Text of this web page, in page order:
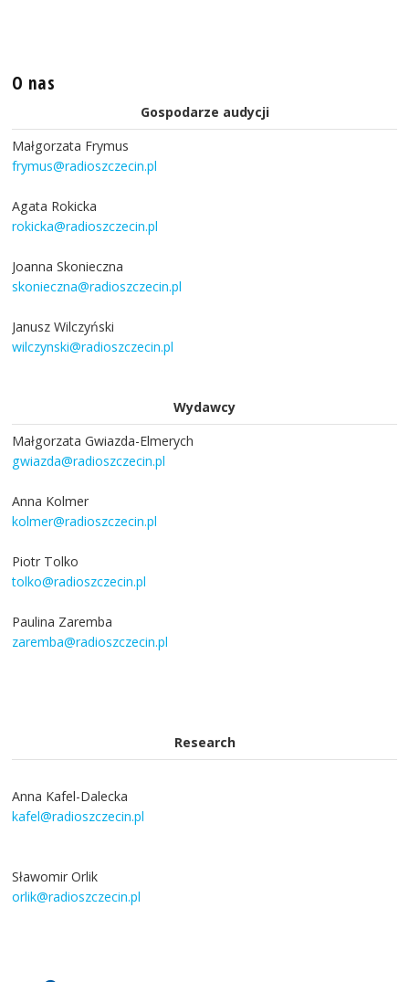
O nas
Gospodarze audycji
Małgorzata Frymus
frymus@radioszczecin.pl
Agata Rokicka
rokicka@radioszczecin.pl
Joanna Skonieczna
skonieczna@radioszczecin.pl
Janusz Wilczyński
wilczynski@radioszczecin.pl
Wydawcy
Małgorzata Gwiazda-Elmerych
gwiazda@radioszczecin.pl
Anna Kolmer
kolmer@radioszczecin.pl
Piotr Tolko
tolko@radioszczecin.pl
Paulina Zaremba
zaremba@radioszczecin.pl
Research
Anna Kafel-Dalecka
kafel@radioszczecin.pl
Sławomir Orlik
orlik@radioszczecin.pl